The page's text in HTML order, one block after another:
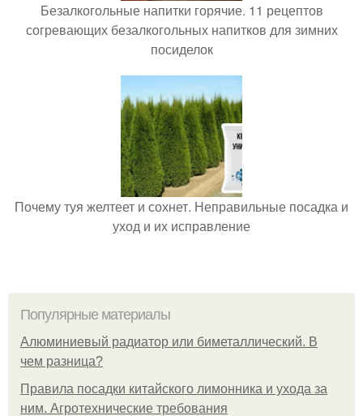
Безалкогольные напитки горячие. 11 рецептов
согревающих безалкогольных напитков для зимних
посиделок
Почему туя желтеет и сохнет. Неправильные посадка и
уход и их исправление
Популярные материалы
Алюминиевый радиатор или биметаллический. В
чем разница?
Правила посадки китайского лимонника и ухода за
ним. Агротехнические требования